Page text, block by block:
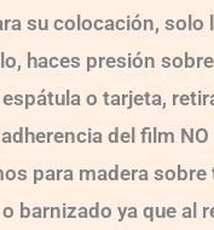
su colocación, solo
haces presión
espátula o tarjeta,
del film NO
para madera
barnizado ya que al